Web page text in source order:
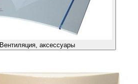
Вентиляция, аксессуары